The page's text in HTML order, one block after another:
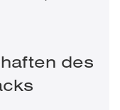
des